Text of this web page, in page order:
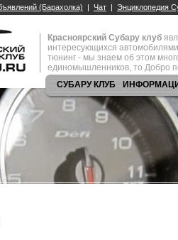
Красноярский Субару клуб
интересующихся
тюнинг - мы знаем об этом
единомышленников, то Добро
СУБАРУ КЛУБ